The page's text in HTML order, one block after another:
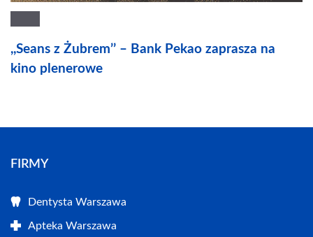
,,Seans z Żubrem’’ – Bank Pekao zaprasza na
kino plenerowe
FIRMY
Dentysta Warszawa
Apteka Warszawa